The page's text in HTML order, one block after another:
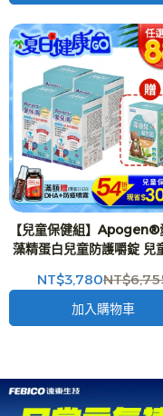
【兒童保健組】Apogen®
藻精蛋白兒童防護嚼錠 兒
末 全新改版 兒童益生菌
包/盒)X1入 -二代台美專利
升級
NT$3,780
加入購物車